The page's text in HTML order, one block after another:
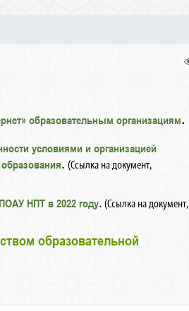
образовательным организациям.
условиями и организацией
.(Ссылка на документ,
НПТ в 2022 году.(Ссылка на документ,
образовательной